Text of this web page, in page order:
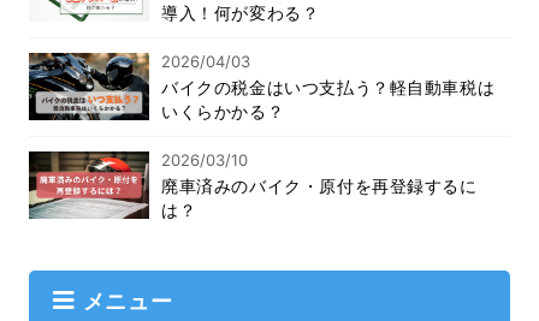
導入！何が変わる？
2026/04/03
バイクの税金はいつ支払う？軽自動車税は
いくらかかる？
2026/03/10
廃車済みのバイク・原付を再登録するに
は？
メニュー